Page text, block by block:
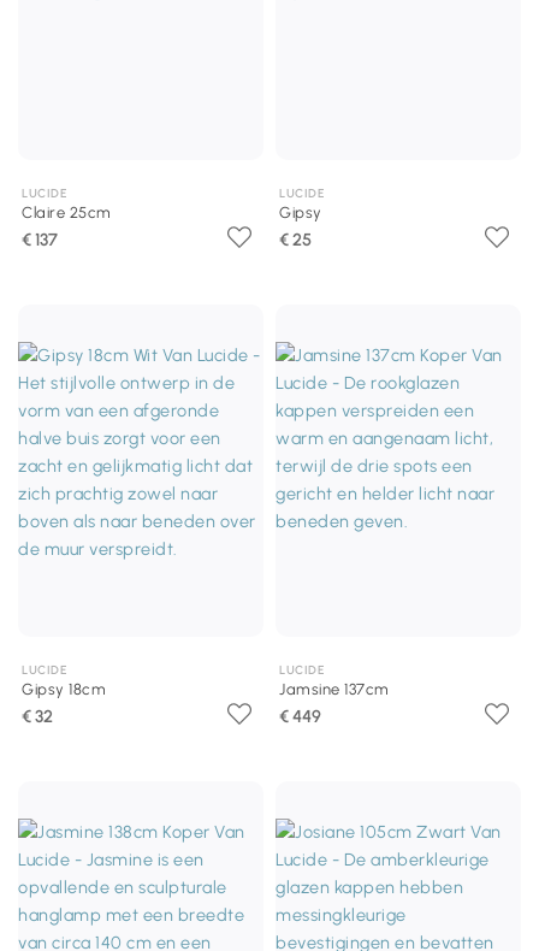
LUCIDE
Claire 25cm
€ 137
LUCIDE
Gipsy
€ 25
LUCIDE
Gipsy 18cm
€ 32
LUCIDE
Jamsine 137cm
€ 449